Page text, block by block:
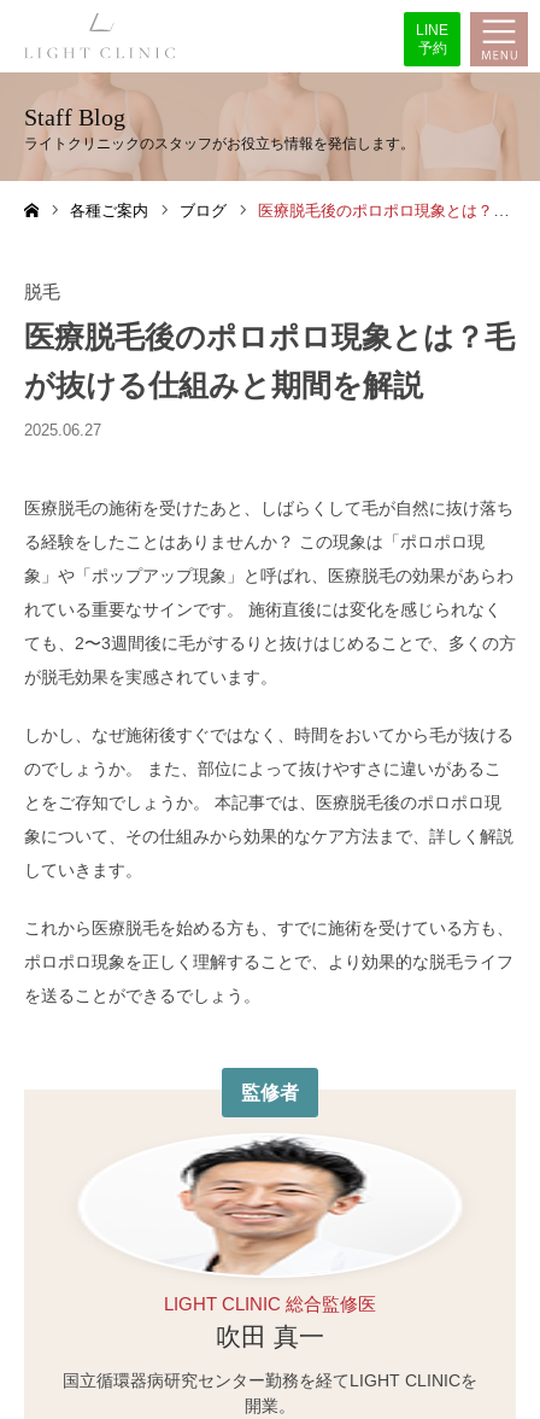
LINE
予約
Staff Blog
各種ご案内 ブログ 医療脱毛後のポロポロ現象とは？毛が抜ける仕組みと期間を解説
脱毛
医療脱毛後のポロポロ現象とは？毛
が抜ける仕組みと期間を解説
2025.06.27
医療脱毛の施術を受けたあと、しばらくして毛が自然に抜け落ち
る経験をしたことはありませんか？ この現象は「ポロポロ現
象」や「ポップアップ現象」と呼ばれ、医療脱毛の効果があらわ
れている重要なサインです。 施術直後には変化を感じられなく
ても、2〜3週間後に毛がするりと抜けはじめることで、多くの方
が脱毛効果を実感されています。
しかし、なぜ施術後すぐではなく、時間をおいてから毛が抜ける
のでしょうか。 また、部位によって抜けやすさに違いがあるこ
とをご存知でしょうか。 本記事では、医療脱毛後のポロポロ現
象について、その仕組みから効果的なケア方法まで、詳しく解説
していきます。
これから医療脱毛を始める方も、すでに施術を受けている方も、
ポロポロ現象を正しく理解することで、より効果的な脱毛ライフ
を送ることができるでしょう。
監修者
LIGHT CLINIC 総合監修医
吹田 真一
国立循環器病研究センター勤務を経てLIGHT CLINICを
開業。